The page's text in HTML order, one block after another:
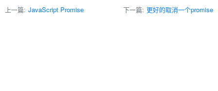
上一篇: JavaScript Promise 下一篇: 更好的取消一个promise